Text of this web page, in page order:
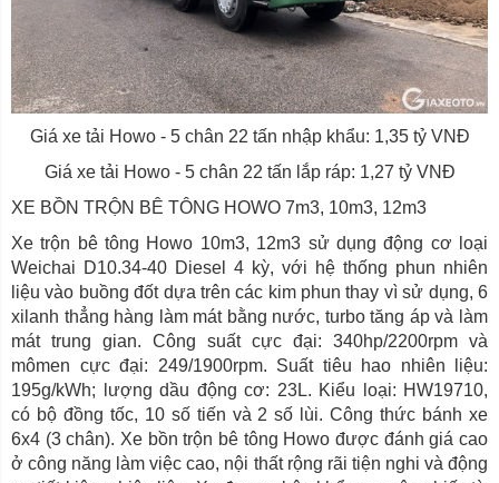
Giá xe tải Howo - 5 chân 22 tấn nhập khẩu: 1,35 tỷ VNĐ
Giá xe tải Howo - 5 chân 22 tấn lắp ráp: 1,27 tỷ VNĐ
XE BỒN TRỘN BÊ TÔNG HOWO 7m3, 10m3, 12m3
Xe trộn bê tông Howo 10m3, 12m3 sử dụng động cơ loại
Weichai D10.34-40 Diesel 4 kỳ, với hệ thống phun nhiên
liệu vào buồng đốt dựa trên các kim phun thay vì sử dụng, 6
xilanh thẳng hàng làm mát bằng nước, turbo tăng áp và làm
mát trung gian. Công suất cực đại: 340hp/2200rpm và
mômen cực đại: 249/1900rpm. Suất tiêu hao nhiên liệu:
195g/kWh; lượng dầu động cơ: 23L. Kiểu loại: HW19710,
có bộ đồng tốc, 10 số tiến và 2 số lùi. Công thức bánh xe
6x4 (3 chân). Xe bồn trộn bê tông Howo được đánh giá cao
ở công năng làm việc cao, nội thất rộng rãi tiện nghi và động